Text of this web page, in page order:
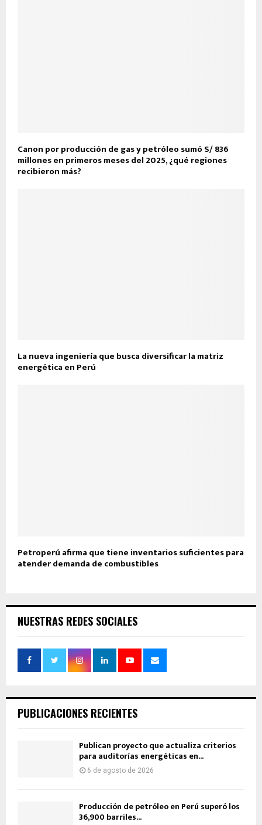
Canon por producción de gas y petróleo sumó S/ 836
millones en primeros meses del 2025, ¿qué regiones
recibieron más?
La nueva ingeniería que busca diversificar la matriz
energética en Perú
Petroperú afirma que tiene inventarios suficientes para
atender demanda de combustibles
NUESTRAS REDES SOCIALES
PUBLICACIONES RECIENTES
Publican proyecto que actualiza criterios
para auditorías energéticas en...
6 de agosto de 2026
Producción de petróleo en Perú superó los
36,900 barriles...